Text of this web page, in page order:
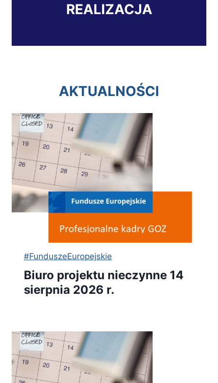
REALIZACJA
AKTUALNOŚCI
#FunduszeEuropejskie
Biuro projektu nieczynne 14
sierpnia 2026 r.